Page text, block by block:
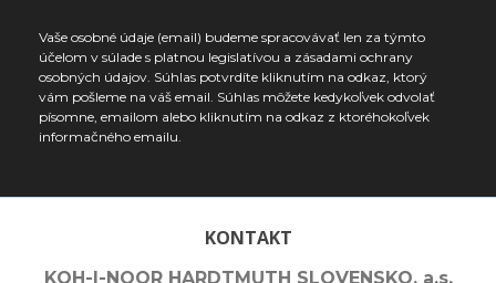
Vaše osobné údaje (email) budeme spracovávať len za týmto
účelom v súlade s platnou legislatívou a zásadami ochrany
osobných údajov. Súhlas potvrdíte kliknutím na odkaz, ktorý
vám pošleme na váš email. Súhlas môžete kedykoľvek odvolať
písomne, emailom alebo kliknutím na odkaz z ktoréhokoľvek
informačného emailu.
KONTAKT
KOH-I-NOOR HARDTMUTH SLOVENSKO, a.s.